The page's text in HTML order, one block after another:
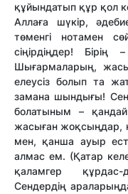
құйындатып құр қол
Аллаға шүкір,
төменгі нотамен
сіңірдіңдер!
Шығармаларың,
елеусіз болып та
замана шындығы!
болатыным –
жасыған жоқсыңдар,
мен, қанша ауыр
алмас ем. (Қатар
қаламгер құрдас-
Сендердің